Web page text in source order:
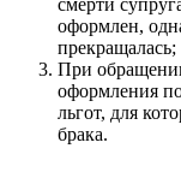
смерти
оформлен,
прекращалась;
При
оформления
льгот, для
брака.